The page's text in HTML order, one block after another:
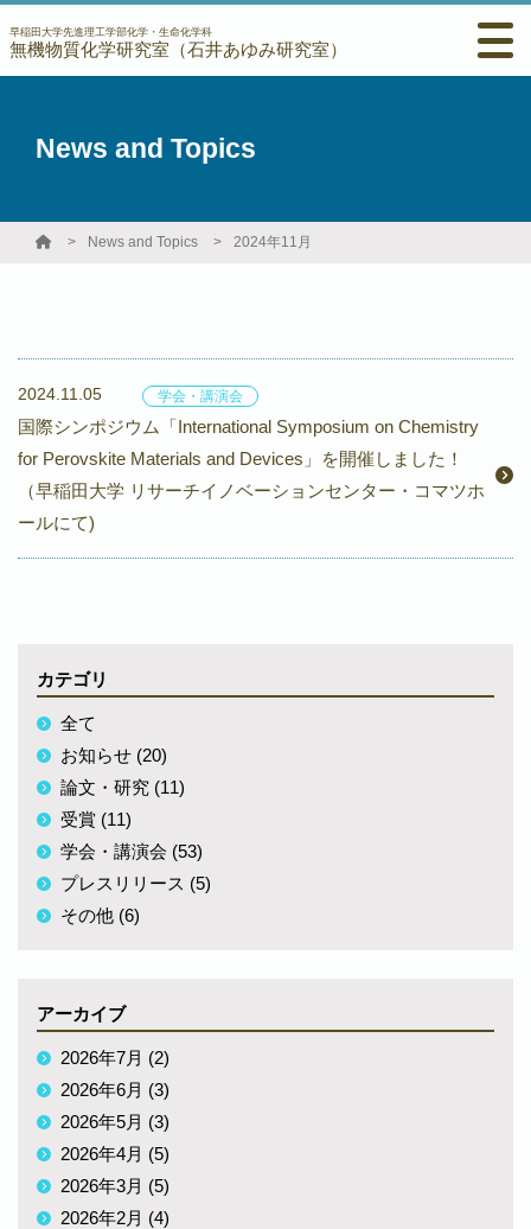
早稲田大学先進理工学部化学・生命化学科
無機物質化学研究室（石井あゆみ研究室）
News and Topics
News and Topics 2024年11月
2024.11.05 学会・講演会
国際シンポジウム「International Symposium on Chemistry
for Perovskite Materials and Devices」を開催しました！
（早稲田大学 リサーチイノベーションセンター・コマツホ
ールにて)
カテゴリ
全て
お知らせ (20)
論文・研究 (11)
受賞 (11)
学会・講演会 (53)
プレスリリース (5)
その他 (6)
アーカイブ
2026年7月 (2)
2026年6月 (3)
2026年5月 (3)
2026年4月 (5)
2026年3月 (5)
2026年2月 (4)